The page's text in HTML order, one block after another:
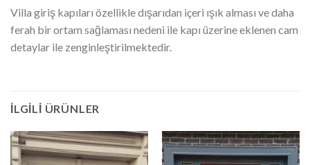
Villa giriş kapıları özellikle dışarıdan içeri ışık alması ve daha
ferah bir ortam sağlaması nedeni ile kapı üzerine eklenen cam
detaylar ile zenginleştirilmektedir.
İLGILI ÜRÜNLER